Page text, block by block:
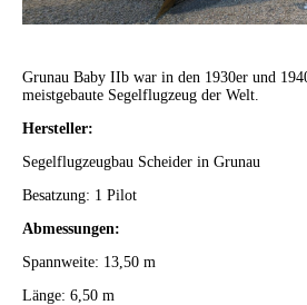
Grunau Baby IIb war in den 1930er und
meistgebaute Segelflugzeug der Welt.
Hersteller:
Segelflugzeugbau Scheider in Grunau
Besatzung: 1 Pilot
Abmessungen:
Spannweite: 13,50 m
Länge: 6,50 m